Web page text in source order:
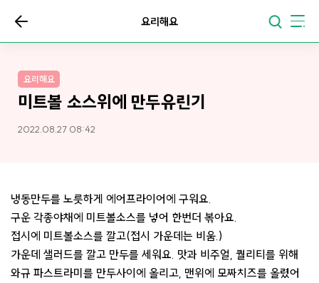
요리해요
요리해요
미트볼 소스위에 만두유린기
2022.08.27 08:42
냉동만두를 노릇하게 에어프라이어에 구워요.
구운 각종야채에 미트볼소스를 넣어 한번더 볶아요.
접시에 미트볼소스를 깔고(접시 가운데는 비움.)
가운데 샐러드를 깔고 만두를 세워요. 맛과 비주얼, 퀄리티를 위해
와규 파스트라미를 만두사이에 올리고, 맨위에 모짜치즈를 올렸어